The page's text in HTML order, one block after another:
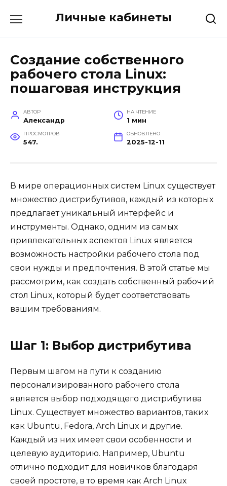
Личные кабинеты
Создание собственного
рабочего стола Linux:
пошаговая инструкция
АВТОР
Александр
НА ЧТЕНИЕ
1 мин
ПРОСМОТРОВ
547.
ОБНОВЛЕНО
2025-12-11
В мире операционных систем Linux существует
множество дистрибутивов, каждый из которых
предлагает уникальный интерфейс и
инструменты. Однако, одним из самых
привлекательных аспектов Linux является
возможность настройки рабочего стола под
свои нужды и предпочтения. В этой статье мы
рассмотрим, как создать собственный рабочий
стол Linux, который будет соответствовать
вашим требованиям.
Шаг 1: Выбор дистрибутива
Первым шагом на пути к созданию
персонализированного рабочего стола
является выбор подходящего дистрибутива
Linux. Существует множество вариантов, таких
как Ubuntu, Fedora, Arch Linux и другие.
Каждый из них имеет свои особенности и
целевую аудиторию. Например, Ubuntu
отлично подходит для новичков благодаря
своей простоте, в то время как Arch Linux